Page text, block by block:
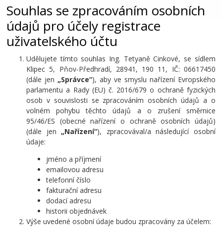
Souhlas se zpracováním osobních
údajů pro účely registrace
uživatelského účtu
Udělujete tímto souhlas Ing. Tetyaně Cinkové, se sídlem
Klipec 5, Pňov-Předhradí, 28941, 190 11, IČ: 06617450
(dále jen „Správce“), aby ve smyslu nařízení Evropského
parlamentu a Rady (EU) č. 2016/679 o ochraně fyzických
osob v souvislosti se zpracováním osobních údajů a o
volném pohybu těchto údajů a o zrušení směrnice
95/46/ES (obecné nařízení o ochraně osobních údajů)
(dále jen „Nařízení“), zpracovával/a následující osobní
údaje:
jméno a příjmení
emailovou adresu
telefonní číslo
fakturační adresu
dodací adresu
historii objednávek
Výše uvedené osobní údaje budou zpracovány za účelem: